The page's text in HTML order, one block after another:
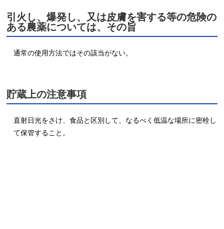
引火し、爆発し、又は皮膚を害する等の危険の
ある農薬については、その旨
通常の使用方法ではその該当がない。
貯蔵上の注意事項
直射日光をさけ、食品と区別して、なるべく低温な場所に密栓し
て保管すること。